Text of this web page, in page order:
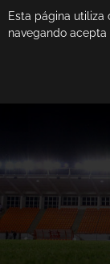
Esta página utiliza
navegando acepta